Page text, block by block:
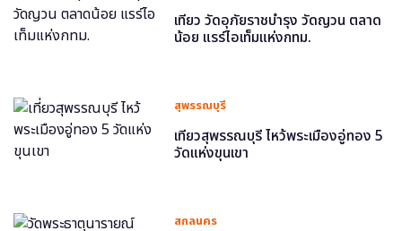
เที่ยว วัดอุภัยราชบำรุง วัดญวน ตลาด
น้อย แรร์ไอเท็มแห่งกทม.
สุพรรณบุรี
เที่ยวสุพรรณบุรี ไหว้พระเมืองอู่ทอง 5
วัดแห่งขุนเขา
สกลนคร